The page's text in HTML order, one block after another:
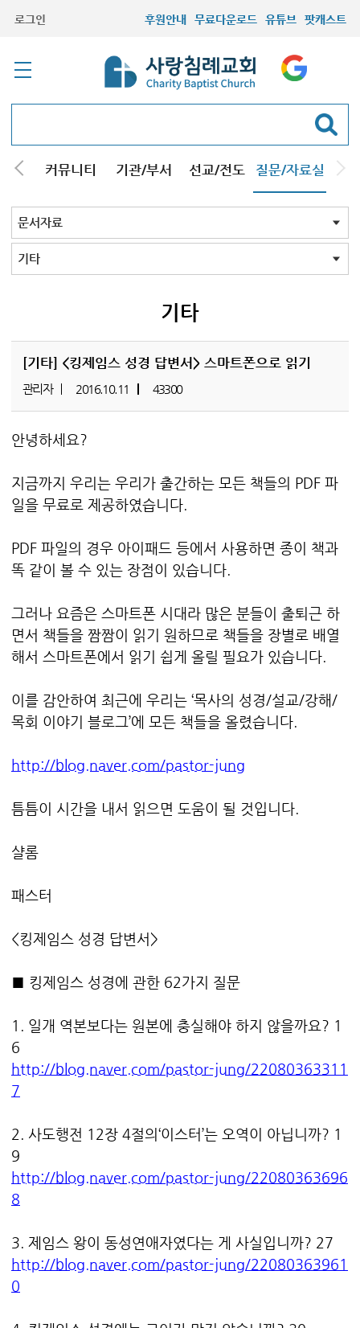
로그인 후원안내 무료다운로드 유튜브 팟캐스트
럼 커뮤니티 기관/부서 선교/전도 질문/자료실
교회Q&A
문서자료
설교자료
기타자료
서창캠퍼스
문서자료 전체
강해pdf
도표및지도
성경/암송
소책자pdf
책pdf
전도지
기타
기타
[기타] <킹제임스 성경 답변서> 스마트폰으로 읽기
관리자 2016.10.11 43300
안녕하세요?
지금까지 우리는 우리가 출간하는 모든 책들의 PDF 파
일을 무료로 제공하였습니다.
PDF 파일의 경우 아이패드 등에서 사용하면 종이 책과
똑 같이 볼 수 있는 장점이 있습니다.
그러나 요즘은 스마트폰 시대라 많은 분들이 출퇴근 하
면서 책들을 짬짬이 읽기 원하므로 책들을 장별로 배열
해서 스마트폰에서 읽기 쉽게 올릴 필요가 있습니다.
이를 감안하여 최근에 우리는 ‘목사의 성경/설교/강해/
목회 이야기 블로그’에 모든 책들을 올렸습니다.
http://blog.naver.com/pastor-jung
틈틈이 시간을 내서 읽으면 도움이 될 것입니다.
샬롬
패스터
<킹제임스 성경 답변서>
■ 킹제임스 성경에 관한 62가지 질문
1. 일개 역본보다는 원본에 충실해야 하지 않을까요? 1
6
http://blog.naver.com/pastor-jung/22080363311
7
2. 사도행전 12장 4절의‘이스터’는 오역이 아닙니까? 1
9
http://blog.naver.com/pastor-jung/22080363696
8
3. 제임스 왕이 동성연애자였다는 게 사실입니까? 27
http://blog.naver.com/pastor-jung/22080363961
0